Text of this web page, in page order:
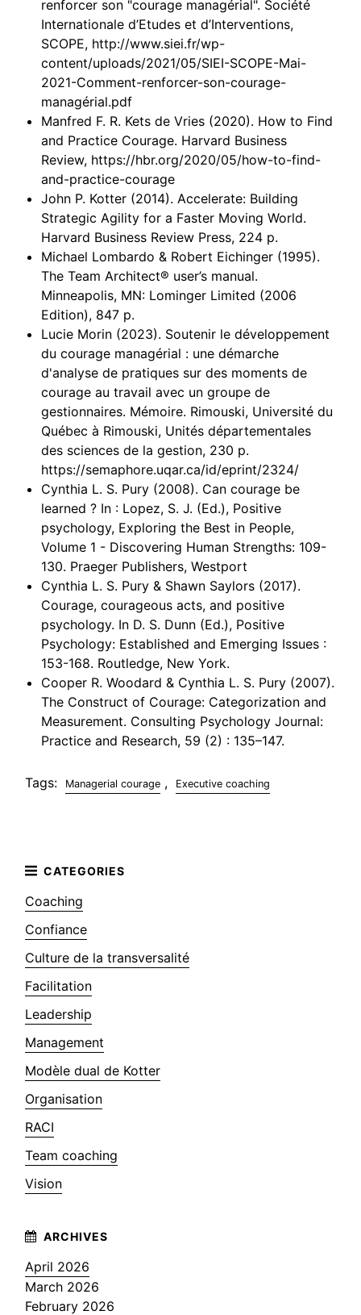
renforcer son "courage managérial". Société
Internationale d’Etudes et d’Interventions,
SCOPE, http://www.siei.fr/wp-
content/uploads/2021/05/SIEI-SCOPE-Mai-
2021-Comment-renforcer-son-courage-
managérial.pdf
Manfred F. R. Kets de Vries (2020). How to Find
and Practice Courage. Harvard Business
Review, https://hbr.org/2020/05/how-to-find-
and-practice-courage
John P. Kotter (2014). Accelerate: Building
Strategic Agility for a Faster Moving World.
Harvard Business Review Press, 224 p.
Michael Lombardo & Robert Eichinger (1995).
The Team Architect® user’s manual.
Minneapolis, MN: Lominger Limited (2006
Edition), 847 p.
Lucie Morin (2023). Soutenir le développement
du courage managérial : une démarche
d'analyse de pratiques sur des moments de
courage au travail avec un groupe de
gestionnaires. Mémoire. Rimouski, Université du
Québec à Rimouski, Unités départementales
des sciences de la gestion, 230 p.
https://semaphore.uqar.ca/id/eprint/2324/
Cynthia L. S. Pury (2008). Can courage be
learned ? In : Lopez, S. J. (Ed.), Positive
psychology, Exploring the Best in People,
Volume 1 - Discovering Human Strengths: 109-
130. Praeger Publishers, Westport
Cynthia L. S. Pury & Shawn Saylors (2017).
Courage, courageous acts, and positive
psychology. In D. S. Dunn (Ed.), Positive
Psychology: Established and Emerging Issues :
153-168. Routledge, New York.
Cooper R. Woodard & Cynthia L. S. Pury (2007).
The Construct of Courage: Categorization and
Measurement. Consulting Psychology Journal:
Practice and Research, 59 (2) : 135–147.
Tags: Managerial courage , Executive coaching
Coaching
Confiance
Culture de la transversalité
Facilitation
Leadership
Management
Modèle dual de Kotter
Organisation
RACI
Team coaching
Vision
April 2026
March 2026
February 2026